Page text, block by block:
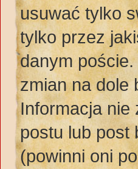
usuwać tylko
tylko przez
danym
zmian na dole
Informacja nie
postu lub post
(powinni oni